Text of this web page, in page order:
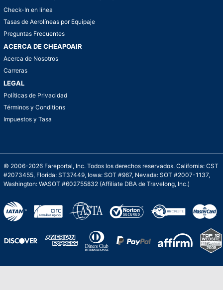
Check-In en línea
Tasas de Aerolíneas por Equipaje
Preguntas Frecuentes
ACERCA DE CHEAPOAIR
Acerca de Nosotros
Carreras
LEGAL
Políticas de Privacidad
Términos y Conditions
Impuestos y Tasa
© 2006-2026 Fareportal, Inc. Todos los derechos reservados. California: CST
#2073455, Florida: ST37449, Iowa: SOT #967, Nevada: SOT #2007-1137,
Washington: WASOT #602755832 (Affiliate DBA de Travelong, Inc.)